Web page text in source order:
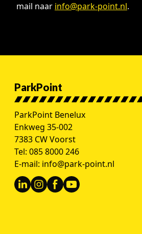
mail naar info@park-point.nl.
ParkPoint
ParkPoint Benelux
Enkweg 35-002
7383 CW Voorst
Tel: 085 8000 246
E-mail: info@park-point.nl